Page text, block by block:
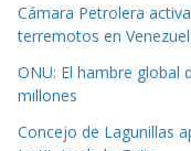
Cámara Petrolera
terremotos en
ONU: El hambre global
millones
Concejo de Lagunillas